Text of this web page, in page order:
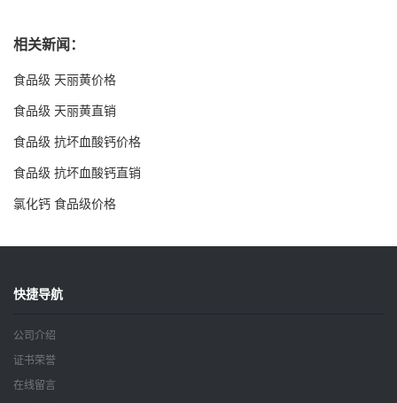
相关新闻：
食品级 天丽黄价格
食品级 天丽黄直销
食品级 抗坏血酸钙价格
食品级 抗坏血酸钙直销
氯化钙 食品级价格
快捷导航
公司介绍
证书荣誉
在线留言